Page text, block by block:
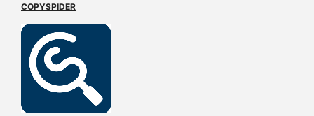
COPYSPIDER